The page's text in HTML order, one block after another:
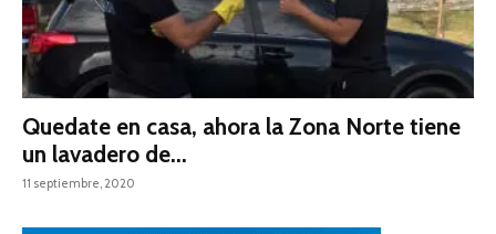
Quedate en casa, ahora la Zona Norte tiene
un lavadero de...
11 septiembre, 2020